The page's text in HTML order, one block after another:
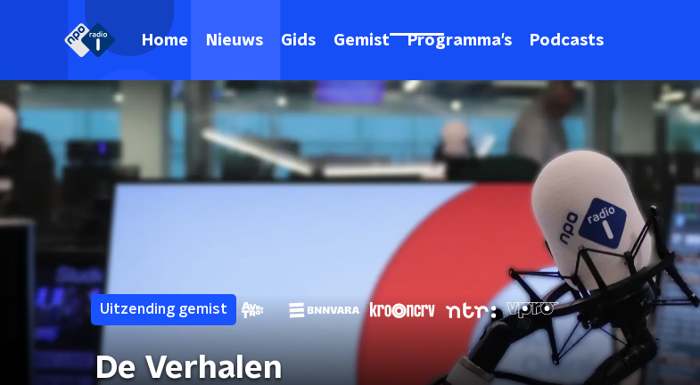
Home Nieuws Gids Gemist Programma's Podcasts
Uitzending gemist
De Verhalen